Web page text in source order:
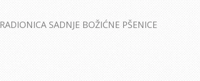
RADIONICA SADNJE BOŽIĆNE PŠENICE